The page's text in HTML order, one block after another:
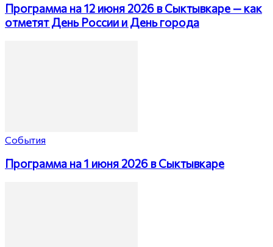
Программа на 12 июня 2026 в Сыктывкаре — как
отметят День России и День города
События
Программа на 1 июня 2026 в Сыктывкаре